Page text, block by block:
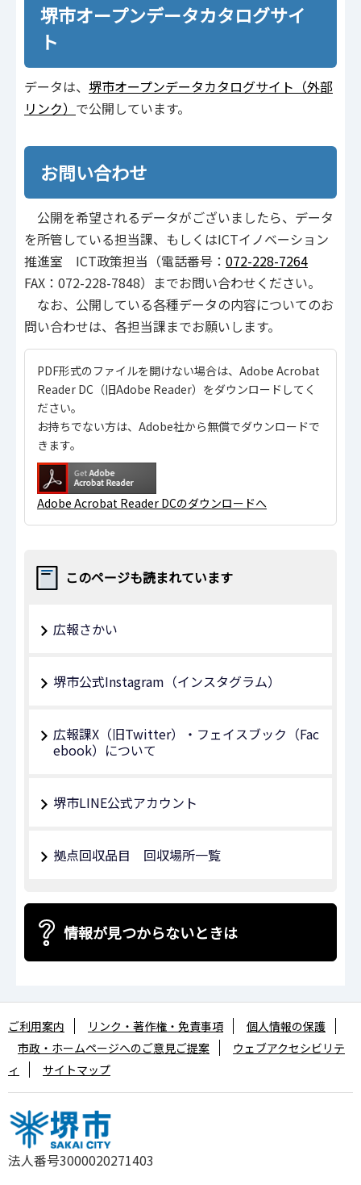
堺市オープンデータカタログサイ
ト
データは、 堺市オープンデータカタログサイト（外部
リンク） で公開しています。
お問い合わせ
公開を希望されるデータがございましたら、データ
を所管している担当課、もしくはICTイノベーション
推進室 ICT政策担当（電話番号： 072-228-7264
FAX：072-228-7848）までお問い合わせください。
なお、公開している各種データの内容についてのお
問い合わせは、各担当課までお願いします。
PDF形式のファイルを開けない場合は、Adobe Acrobat
Reader DC（旧Adobe Reader）をダウンロードしてく
ださい。
お持ちでない方は、Adobe社から無償でダウンロードで
きます。
Adobe Acrobat Reader DCのダウンロードへ
このページも読まれています
広報さかい
堺市公式Instagram（インスタグラム）
広報課X（旧Twitter）・フェイスブック（Fac
ebook）について
堺市LINE公式アカウント
拠点回収品目 回収場所一覧
情報が見つからないときは
法人番号3000020271403
ご利用案内 リンク・著作権・免責事項
個人情報の保護
市政・ホームページへのご意見ご提案
ウェブアクセシビリテ
ィ
サイトマップ